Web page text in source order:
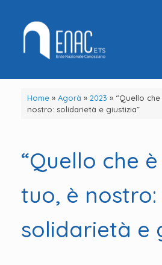
contenuto
Home» Agorà » 2023 » “Quello
nostro: solidarietà e giustizia”
“Quello che
tuo, è nostro:
solidarietà e